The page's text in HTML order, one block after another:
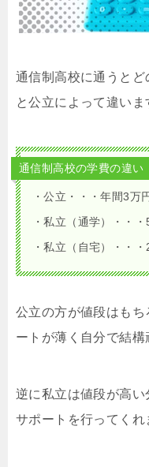
通信制高校に通うと
と公立によって違いま
通信制高校の学費の違い
・公立・・・年間3万
・私立（通学）・・
・私立（自宅）・・
公立の方が値段はも
ートが薄く自分で結構
逆に私立は値段が高
サポートを行ってくれ